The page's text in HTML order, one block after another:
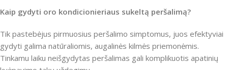
Kaip gydyti oro kondicionieriaus sukeltą peršalimą?
Tik pastebėjus pirmuosius peršalimo simptomus, juos efektyviai
gydyti galima natūraliomis, augalinės kilmės priemonėmis.
Tinkamu laiku neišgydytas peršalimas gali komplikuotis apatinių